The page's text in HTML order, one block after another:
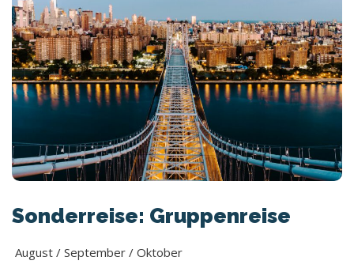
Sonderreise: Gruppenreise
August / September / Oktober